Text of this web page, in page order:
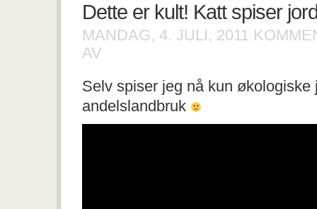
Dette er kult! Katt spiser
MANDAG, 4. JULI, 2011
AV
KULT!
KATT
SPISER
Selv spiser jeg nå kun
andelslandbruk